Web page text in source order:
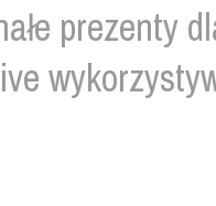
prezenty